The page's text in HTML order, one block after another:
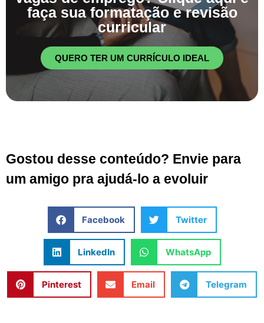
faça sua formatação e revisão
curricular
QUERO TER UM CURRÍCULO IDEAL
Gostou desse conteúdo? Envie para
um amigo pra ajudá-lo a evoluir
Facebook Twitter
LinkedIn WhatsApp
Pinterest Email Telegram